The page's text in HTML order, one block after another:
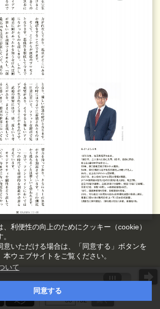
利便性の向上のためにクッキー（cookie）
意いただける場合は、「同意する」ボタンを
ウェブサイトをご覧ください。
いて
同意する
ペン
ページ番号を入力
/32 開く